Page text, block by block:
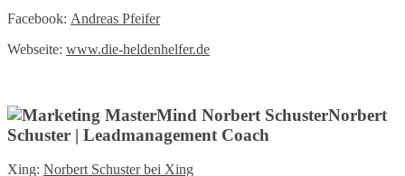
Facebook: Andreas Pfeifer
Webseite: www.die-heldenhelfer.de
Norbert
Schuster | Leadmanagement Coach
Xing: Norbert Schuster bei Xing